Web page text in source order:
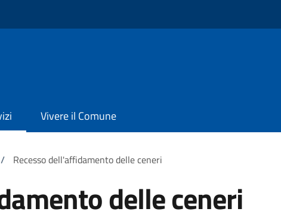
Vivere il Comune
/ Recesso dell'affidamento delle ceneri
delle ceneri